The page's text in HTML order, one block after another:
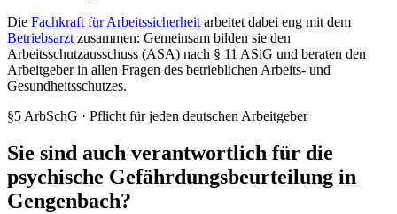
Die Fachkraft für Arbeitssicherheit arbeitet dabei eng mit dem
Betriebsarzt zusammen: Gemeinsam bilden sie den
Arbeitsschutzausschuss (ASA) nach § 11 ASiG und beraten den
Arbeitgeber in allen Fragen des betrieblichen Arbeits- und
Gesundheitsschutzes.
§5 ArbSchG · Pflicht für jeden deutschen Arbeitgeber
Sie sind auch verantwortlich für die
psychische Gefährdungsbeurteilung in
Gengenbach?